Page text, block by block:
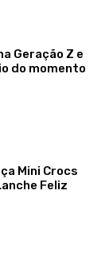
Geração Z e
do momento
Mini Crocs
Feliz